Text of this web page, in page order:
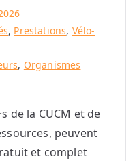
, Prestations, Vélo-
, Organismes
de la CUCM et de
peuvent
et complet